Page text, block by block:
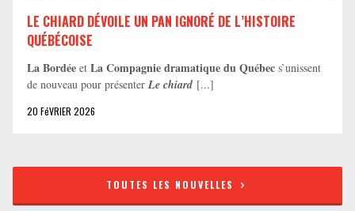
LE CHIARD DÉVOILE UN PAN IGNORÉ DE L’HISTOIRE
QUÉBÉCOISE
La Bordée et La Compagnie dramatique du Québec s’unissent
de nouveau pour présenter Le chiard [...]
20 FéVRIER 2026
TOUTES LES NOUVELLES